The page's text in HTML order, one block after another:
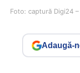
Foto: captură Digi24
Adaugă-